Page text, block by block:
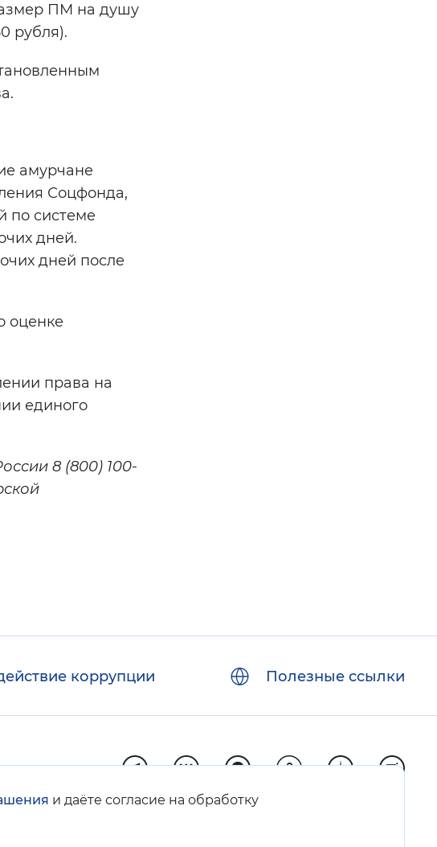
ПМ на душу
рубля).
амурчане
Соцфонда,
по системе
дней.
дней после
оценке
права на
единого
8 (800) 100-
и даёте согласие на обработку
коррупции Полезные ссылки